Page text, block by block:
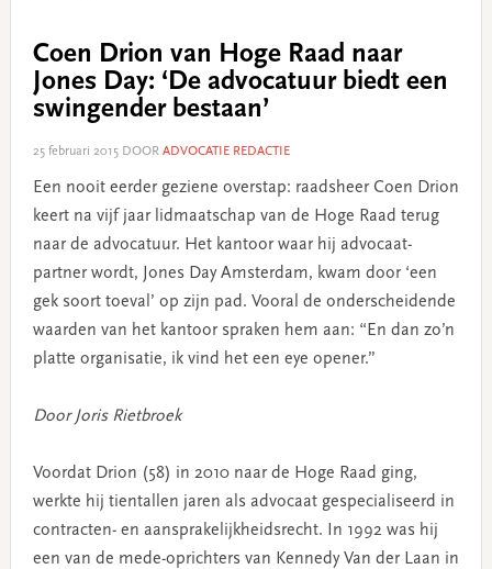
Coen Drion van Hoge Raad naar
Jones Day: ‘De advocatuur biedt een
swingender bestaan’
25 februari 2015DOOR ADVOCATIE REDACTIE
Een nooit eerder geziene overstap: raadsheer Coen Drion
keert na vijf jaar lidmaatschap van de Hoge Raad terug
naar de advocatuur. Het kantoor waar hij advocaat-
partner wordt, Jones Day Amsterdam, kwam door ‘een
gek soort toeval’ op zijn pad. Vooral de onderscheidende
waarden van het kantoor spraken hem aan: “En dan zo’n
platte organisatie, ik vind het een eye opener.”
Door Joris Rietbroek
Voordat Drion (58) in 2010 naar de Hoge Raad ging,
werkte hij tientallen jaren als advocaat gespecialiseerd in
contracten- en aansprakelijkheidsrecht. In 1992 was hij
een van de mede-oprichters van Kennedy Van der Laan in